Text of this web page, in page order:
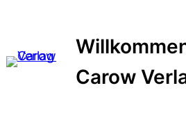
springen
Carow